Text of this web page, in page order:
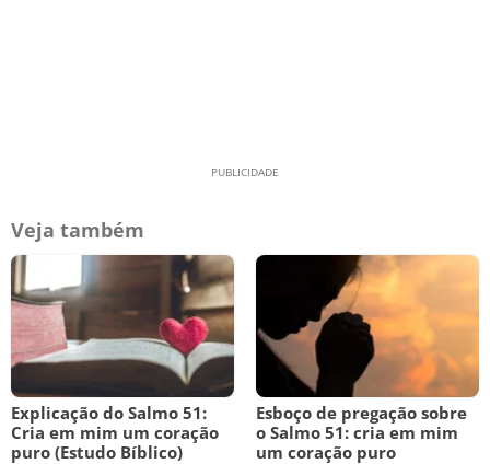
Veja também
Explicação do Salmo 51:
Cria em mim um coração
puro (Estudo Bíblico)
Esboço de pregação sobre
o Salmo 51: cria em mim
um coração puro